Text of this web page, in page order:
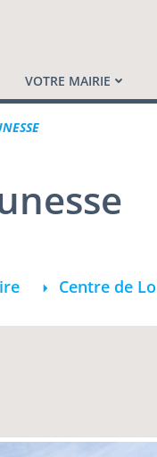
VOTRE MAIRIE
Centre de